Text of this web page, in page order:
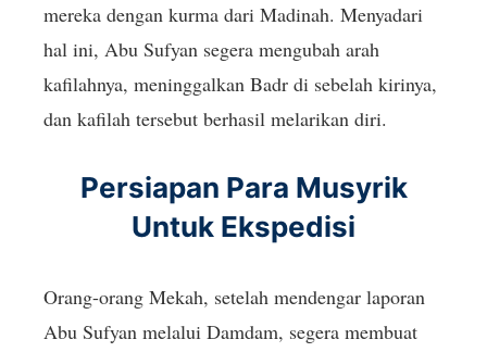
mereka dengan kurma dari Madinah. Menyadari
hal ini, Abu Sufyan segera mengubah arah
kafilahnya, meninggalkan Badr di sebelah kirinya,
dan kafilah tersebut berhasil melarikan diri.
Persiapan Para Musyrik
Untuk Ekspedisi
Orang-orang Mekah, setelah mendengar laporan
Abu Sufyan melalui Damdam, segera membuat